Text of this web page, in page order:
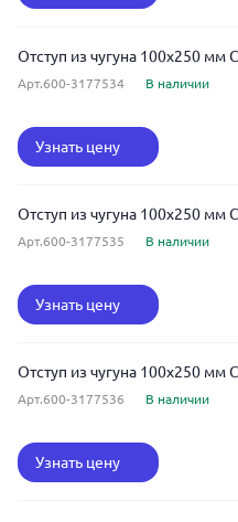
Отступ из чугуна 100x250 мм
Арт.600-3177534 В наличии
Узнать цену
Отступ из чугуна 100x250 мм
Арт.600-3177535 В наличии
Узнать цену
Отступ из чугуна 100x250 мм
Арт.600-3177536 В наличии
Узнать цену